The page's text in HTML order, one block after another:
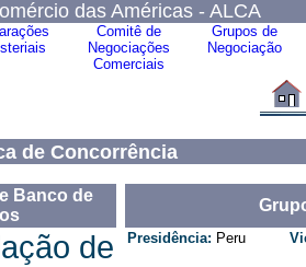
das Américas - ALCA
Comitê de
Negociações
Comerciais
Grupos de
Negociação
de Concorrência
Banco de
de
Presidência: Peru